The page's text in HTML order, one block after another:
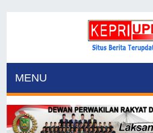
MENU